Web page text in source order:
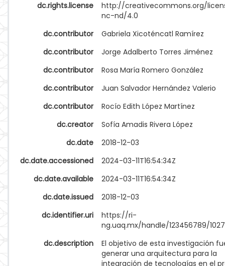
dc.rights.license
http://creativecommons.org/
nc-nd/4.0
dc.contributor
Gabriela Xicoténcatl Ramírez
dc.contributor
Jorge Adalberto Torres Jiménez
dc.contributor
Rosa María Romero González
dc.contributor
Juan Salvador Hernández Valerio
dc.contributor
Rocío Edith López Martínez
dc.creator
Sofía Amadis Rivera López
dc.date
2018-12-03
dc.date.accessioned
2024-03-11T16:54:34Z
dc.date.available
2024-03-11T16:54:34Z
dc.date.issued
2018-12-03
dc.identifier.uri
https://ri-
ng.uaq.mx/handle/123456789/
dc.description
El objetivo de esta investigación
generar una arquitectura para la
integración de tecnologías en el